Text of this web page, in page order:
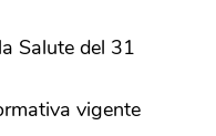
Salute del 31
vigente